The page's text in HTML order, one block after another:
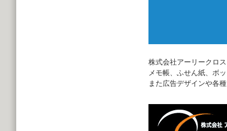
株式会社アーリークロ
メモ帳、ふせん紙、ボ
また広告デザインや各